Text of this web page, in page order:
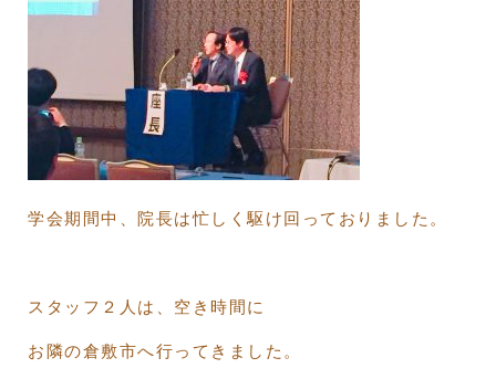
学会期間中、院長は忙しく駆け回っておりました。
スタッフ２人は、空き時間に
お隣の倉敷市へ行ってきました。